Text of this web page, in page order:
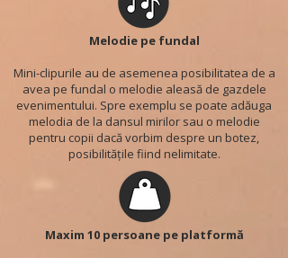
Melodie pe fundal
Mini-clipurile au de asemenea posibilitatea de a
avea pe fundal o melodie aleasă de gazdele
evenimentului. Spre exemplu se poate adăuga
melodia de la dansul mirilor sau o melodie
pentru copii dacă vorbim despre un botez,
posibilitățile fiind nelimitate.
Maxim 10 persoane pe platformă